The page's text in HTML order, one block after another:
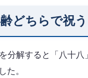
どちらで祝う
分解すると「八十
た。